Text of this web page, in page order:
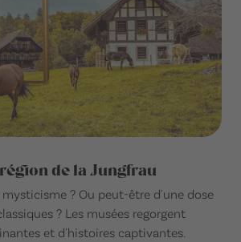
de la Jungfrau
? Ou peut-être d'une dose
? Les musées regorgent
et d'histoires captivantes.